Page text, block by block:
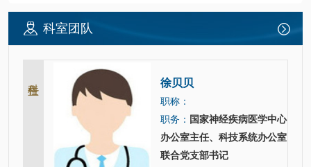
科室团队
徐贝贝
职称：
职务： 国家神经疾病医学中心
办公室主任、科技系统办公室
联合党支部书记